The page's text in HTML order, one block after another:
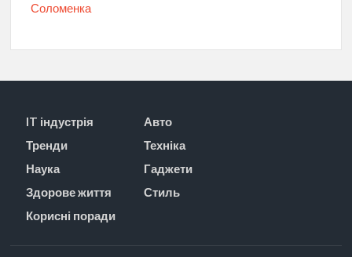
Соломенка
IT індустрія
Авто
Тренди
Техніка
Наука
Гаджети
Здорове життя
Стиль
Корисні поради